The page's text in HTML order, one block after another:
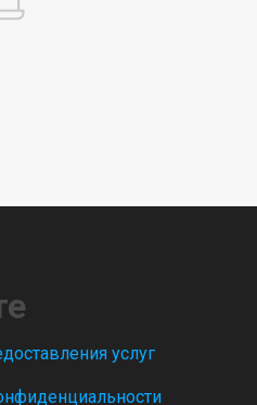
услуг